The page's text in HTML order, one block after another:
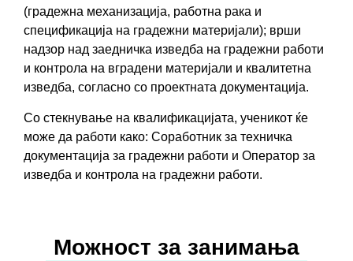
(градежна механизација, работна рака и
спецификација на градежни материјали); врши
надзор над заедничка изведба на градежни работи
и контрола на вградени материјали и квалитетна
изведба, согласно со проектната документација.
Со стекнување на квалификацијата, ученикот ќе
може да работи како: Соработник за техничка
документација за градежни работи и Оператор за
изведба и контрола на градежни работи.
Можност за занимања